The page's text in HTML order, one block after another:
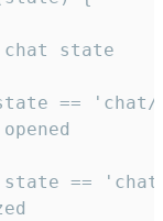
state
==
==